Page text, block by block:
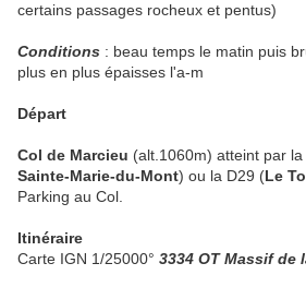
certains passages rocheux et pentus)
Conditions : beau temps le matin puis
plus en plus épaisses l'a-m
Départ
Col de Marcieu (alt.1060m) atteint par
Sainte-Marie-du-Mont) ou la D29 (Le
Parking au Col.
Itinéraire
Carte IGN 1/25000° 3334 OT Massif de